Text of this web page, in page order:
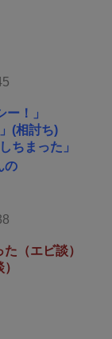
！」
(相討ち)
ちまった」
の
（エビ談）